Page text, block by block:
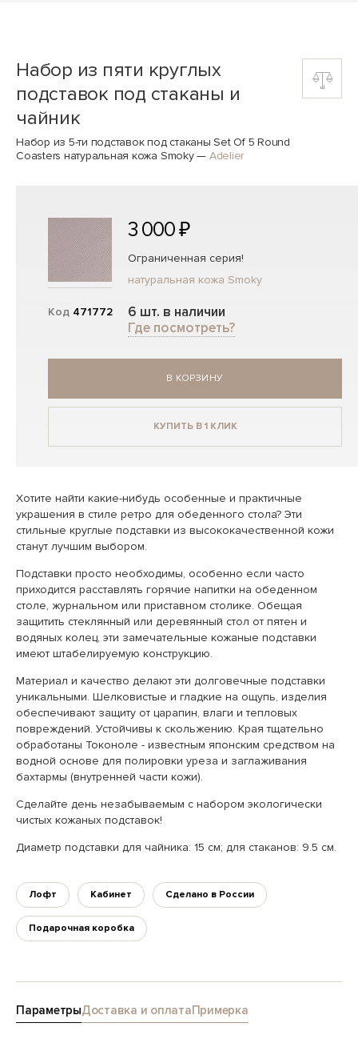
Набор из пяти круглых
подставок под стаканы и
чайник
Набор из 5-ти подставок под стаканы Set Of 5 Round
Coasters натуральная кожа Smoky— Adelier
Код 471772
3 000 ₽
Ограниченная серия!
натуральная кожа Smoky
6 шт. в наличии
Где посмотреть?
В КОРЗИНУ
КУПИТЬ В 1 КЛИК
Хотите найти какие-нибудь особенные и практичные
украшения в стиле ретро для обеденного стола? Эти
стильные круглые подставки из высококачественной кожи
станут лучшим выбором.
Подставки просто необходимы, особенно если часто
приходится расставлять горячие напитки на обеденном
столе, журнальном или приставном столике. Обещая
защитить стеклянный или деревянный стол от пятен и
водяных колец, эти замечательные кожаные подставки
имеют штабелируемую конструкцию.
Материал и качество делают эти долговечные подставки
уникальными. Шелковистые и гладкие на ощупь, изделия
обеспечивают защиту от царапин, влаги и тепловых
повреждений. Устойчивы к скольжению. Края тщательно
обработаны Токоноле - известным японским средством на
водной основе для полировки уреза и заглаживания
бахтармы (внутренней части кожи).
Сделайте день незабываемым с набором экологически
чистых кожаных подставок!
Диаметр подставки для чайника: 15 см; для стаканов: 9.5 см.
Лофт Кабинет Сделано в России
Подарочная коробка
ПараметрыДоставка и оплатаПримерка